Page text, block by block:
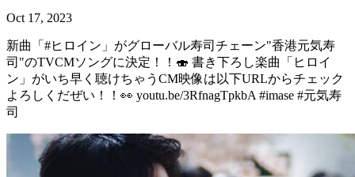
Oct 17, 2023
新曲「#ヒロイン」がグローバル寿司チェーン"香港元気寿
司"のTVCMソングに決定！！🍣 書き下ろし楽曲「ヒロイ
ン」がいち早く聴けちゃうCM映像は以下URLからチェック
よろしくだぜい！！👀 youtu.be/3RfnagTpkbA #imase #元気寿
司